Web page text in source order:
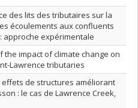
des lits des tributaires sur la
écoulements aux confluents
approche expérimentale
the impact of climate change on
Lawrence tributaries
effets de structures améliorant
: le cas de Lawrence Creek,